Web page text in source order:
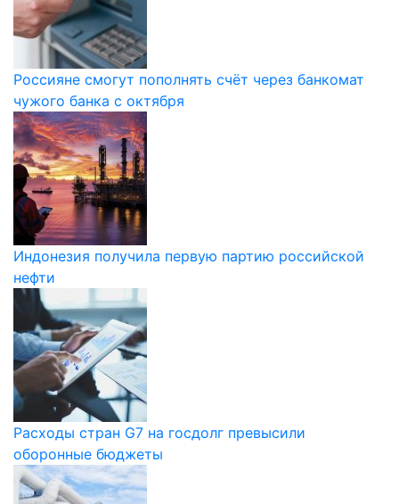
Россияне смогут пополнять счёт через банкомат
чужого банка с октября
Индонезия получила первую партию российской
нефти
Расходы стран G7 на госдолг превысили
оборонные бюджеты